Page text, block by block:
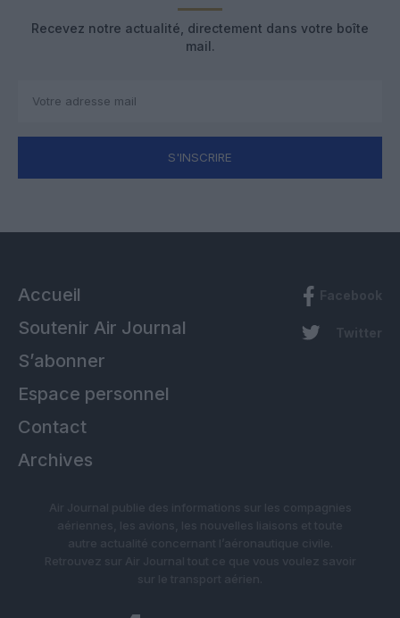
Recevez notre actualité, directement dans votre boîte
mail.
S'INSCRIRE
Accueil
Soutenir Air Journal
S’abonner
Espace personnel
Contact
Archives